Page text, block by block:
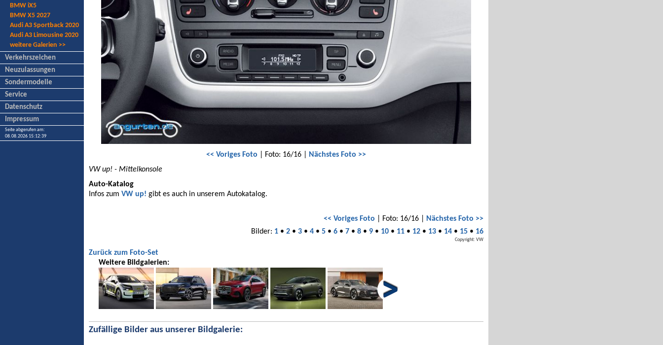
BMW iX5
BMW X5 2027
Audi A3 Sportback 2020
Audi A3 Limousine 2020
weitere Galerien >>
Verkehrszeichen
Neuzulassungen
Sondermodelle
Service
Datenschutz
Impressum
Seite abgerufen am:
08.08.2026 15:12:39
<< Voriges Foto | Foto: 16/16 |
Nächstes Foto >>
VW up! - Mittelkonsole
Auto-Katalog
Infos zum VW up! gibt es auch in unserem Autokatalog.
<< Voriges Foto | Foto: 16/16 |
Nächstes Foto >>
Bilder: 1 • 2 • 3 • 4 • 5 • 6 • 7 • 8 • 9 • 10 • 11 • 12 • 13 • 14 • 15 • 16
Copyright: VW
Zurück zum Foto-Set
Weitere Bildgalerien:
Zufällige Bilder aus unserer Bildgalerie: